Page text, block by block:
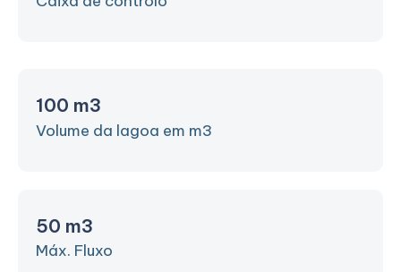
100 m3
Volume da lagoa em m3
50 m3
Máx. Fluxo